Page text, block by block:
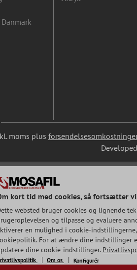
moms plus
kort tid med cookies, så fortsætter
websted bruger cookies og lignende
og tilpasse og evaluere
en mulighed i cookie-
For at ændre dine indstillinger
dine cookie-indstillinger.
Om os Konfigurér